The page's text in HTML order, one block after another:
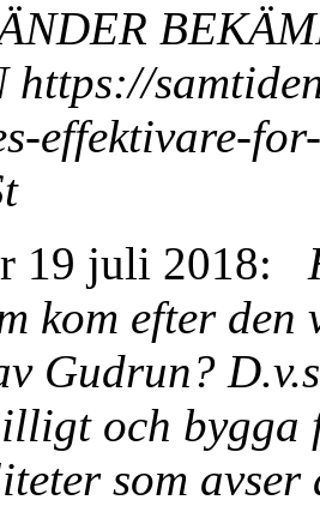
https://
effektivare-
19 juli 2018:
kom efter
Gudrun?
och
som